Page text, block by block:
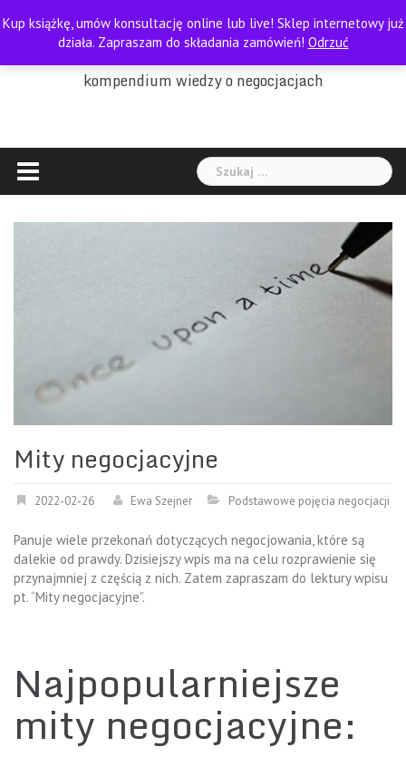
to
PORADNIK NEGOCJATORA
kompendium wiedzy o negocjacjach
Szukaj:
Mity negocjacyjne
2022-02-26 Ewa Szejner Podstawowe pojęcia negocjacji
Panuje wiele przekonań dotyczących negocjowania, które są
dalekie od prawdy. Dzisiejszy wpis ma na celu rozprawienie się
przynajmniej z częścią z nich. Zatem zapraszam do lektury wpisu
pt. “Mity negocjacyjne”.
Najpopularniejsze
mity negocjacyjne:
Kup książkę, umów konsultację online lub live! Sklep internetowy już
działa. Zapraszam do składania zamówień! Odrzuć